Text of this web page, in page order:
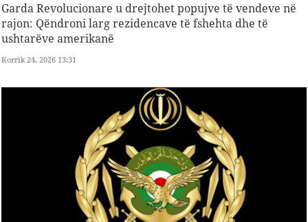
Garda Revolucionare u drejtohet popujve të vendeve në
rajon: Qëndroni larg rezidencave të fshehta dhe të
ushtarëve amerikanë
Korrik 24, 2026 13:31